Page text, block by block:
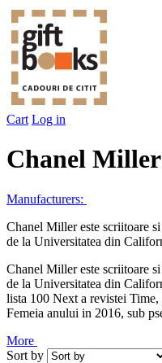
Cart Log in
Chanel Miller
Manufacturers:
Chanel Miller este scriitoare
de la Universitatea din
Chanel Miller este scriitoare
de la Universitatea din
lista 100 Next a revistei
Femeia anului in 2016, sub
More
Sort by